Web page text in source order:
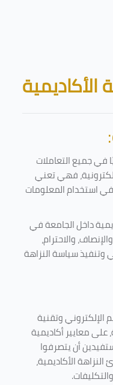
Blocks
الأكاديمية
في جميع التعاملات
فهي تعني
في استخدام المعلومات
داخل الجامعة في
والاحترام،
سياسة النزاهة
الإلكتروني وتقنية
على معايير أكاديمية
أن يتصرفوا
الأكاديمية،